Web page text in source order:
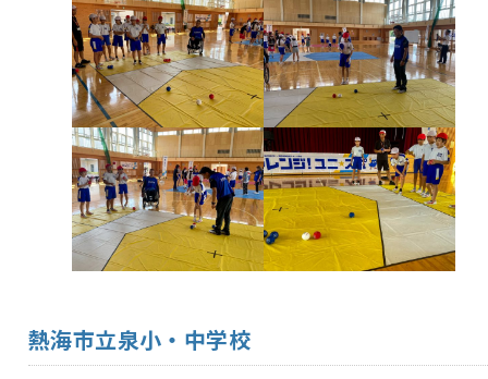
熱海市立泉小・中学校